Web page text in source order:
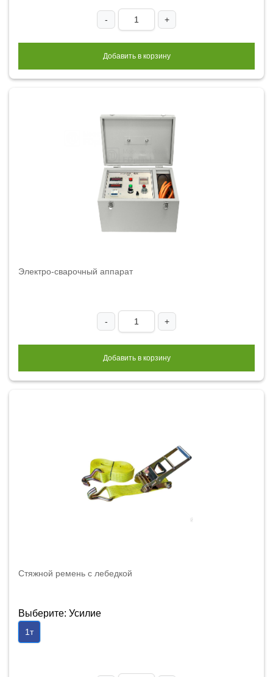
- +
Добавить в корзину
Электро-сварочный аппарат
- +
Добавить в корзину
Стяжной ремень с лебедкой
Выберите: Усилие
1т